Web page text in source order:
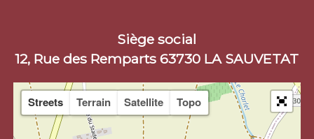
Siège social
12, Rue des Remparts 63730 LA SAUVETAT
Streets Terrain Satellite Topo